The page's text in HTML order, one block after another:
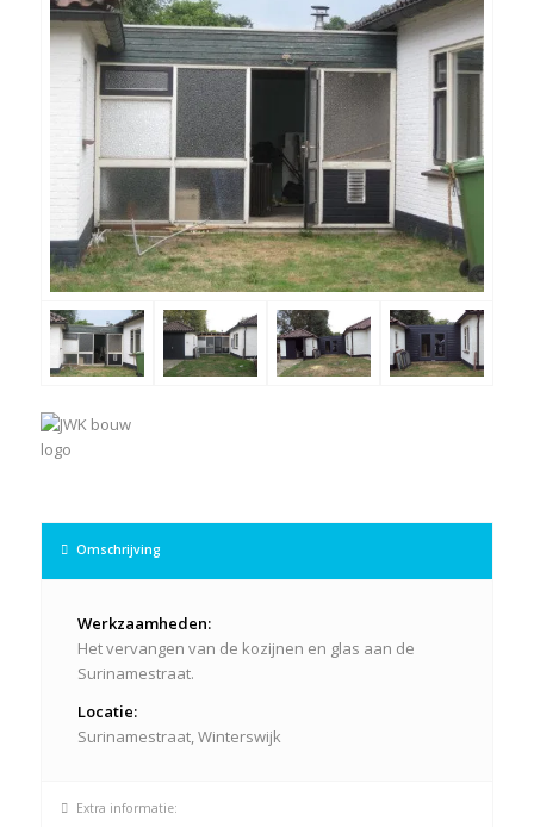
Omschrijving
Werkzaamheden:
Het vervangen van de kozijnen en glas aan de
Surinamestraat.
Locatie:
Surinamestraat, Winterswijk
Extra informatie: